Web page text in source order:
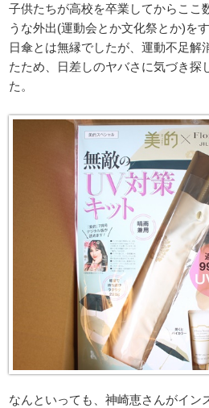
子供たちが高校を卒業してからここ
うな外出(運動会とか文化祭とか)を
日傘とは無縁でしたが、運動不足解
たため、日差しのヤバさに気づき探
た。
なんといっても、神崎恵さんがイン